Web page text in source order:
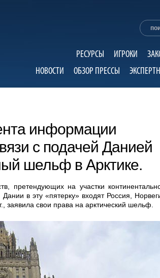
РЕСУРСЫ ИГРОКИ
НОВОСТИ
ОБЗОР ПРЕССЫ
информации
с подачей Данией
шельф в Арктике.
претендующих на участки
в эту «пятерку» входят Россия,
свои права на арктический шельф.